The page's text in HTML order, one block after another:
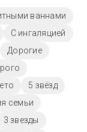
ваннами
С ингаляцией
Дорогие
5 звёзд
семьи
3 звезды